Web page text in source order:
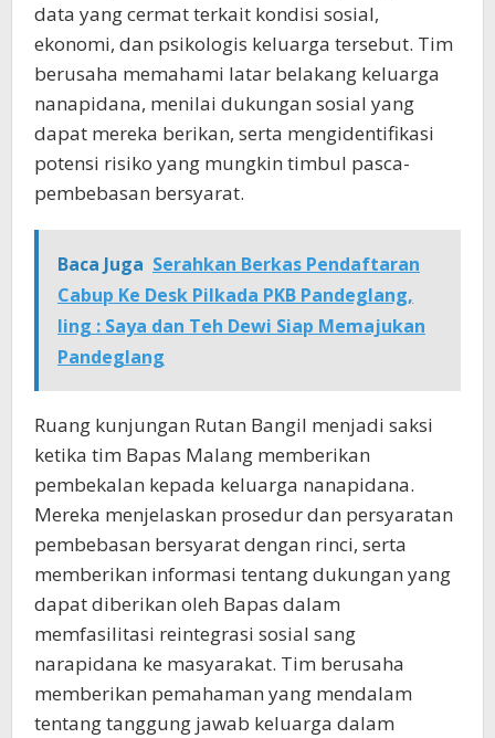
data yang cermat terkait kondisi sosial,
ekonomi, dan psikologis keluarga tersebut. Tim
berusaha memahami latar belakang keluarga
nanapidana, menilai dukungan sosial yang
dapat mereka berikan, serta mengidentifikasi
potensi risiko yang mungkin timbul pasca-
pembebasan bersyarat.
Baca Juga Serahkan Berkas Pendaftaran
Cabup Ke Desk Pilkada PKB Pandeglang,
Iing : Saya dan Teh Dewi Siap Memajukan
Pandeglang
Ruang kunjungan Rutan Bangil menjadi saksi
ketika tim Bapas Malang memberikan
pembekalan kepada keluarga nanapidana.
Mereka menjelaskan prosedur dan persyaratan
pembebasan bersyarat dengan rinci, serta
memberikan informasi tentang dukungan yang
dapat diberikan oleh Bapas dalam
memfasilitasi reintegrasi sosial sang
narapidana ke masyarakat. Tim berusaha
memberikan pemahaman yang mendalam
tentang tanggung jawab keluarga dalam